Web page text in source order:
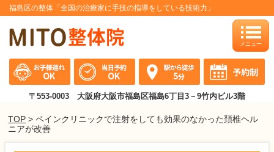
福島区の整体「全国の治療家に手技の指導をしている技術力」
〒553-0003 大阪府大阪市福島区福島6丁目3－9竹内ビル3階
toggle
TOP > ペインクリニックで注射をしても効果のなかった頚椎ヘル
ニアが改善